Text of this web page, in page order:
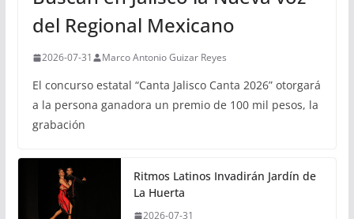
del Regional Mexicano
2026-07-31 Marco Antonio Guizar Reyes
El concurso estatal “Canta Jalisco Canta 2026” otorgará
a la persona ganadora un premio de 100 mil pesos, la
grabación
Ritmos Latinos Invadirán Jardín de
La Huerta
2026-07-31